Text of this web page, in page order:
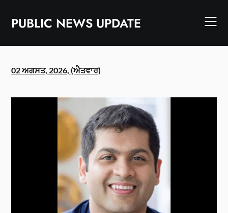
contentPUBLIC NEWS UPDATE
02 ਅਗਸਤ, 2026, (ਐਤਵਾਰ)